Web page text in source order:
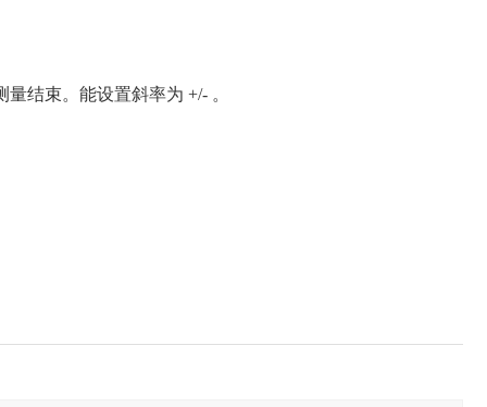
结束。能设置斜率为 +/- 。